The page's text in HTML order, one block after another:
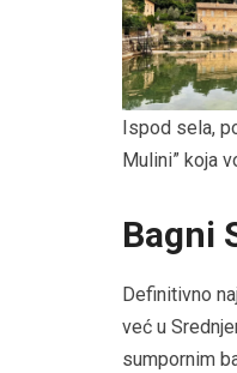
Ispod sela,
Mulini” koja
Bagni
Definitivno
već u
sumpornim